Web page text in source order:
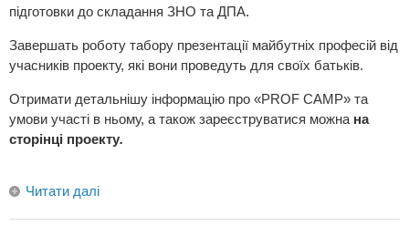
підготовки до складання ЗНО та ДПА.
Завершать роботу табору презентації майбутніх професій від
учасників проекту, які вони проведуть для своїх батьків.
Отримати детальнішу інформацію про «PROF CAMP» та
умови участі в ньому, а також зареєструватися можна на
сторінці проекту.
Читати далі